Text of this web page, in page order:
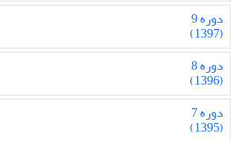
دوره 9
(1397)
دوره 8
(1396)
دوره 7
(1395)